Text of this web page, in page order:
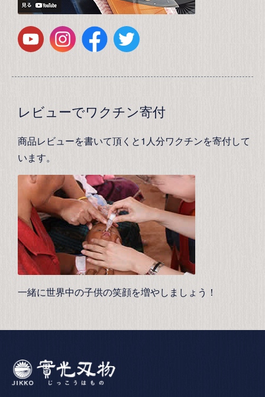
レビューでワクチン寄付
商品レビューを書いて頂くと1人分ワクチンを寄付して
います。
一緒に世界中の子供の笑顔を増やしましょう！